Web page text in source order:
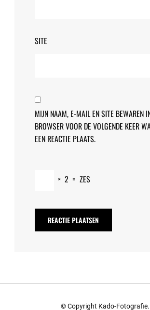
SITE
MIJN NAAM, E-MAIL EN SITE BEWAREN
BROWSER VOOR DE VOLGENDE KEER
EEN REACTIE PLAATS.
× 2 = ZES
© Copyright Kado-